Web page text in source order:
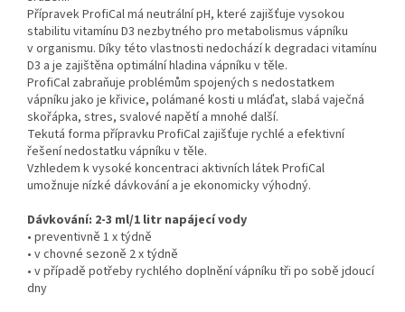
Přípravek ProfiCal má neutrální pH, které zajišťuje vysokou
stabilitu vitamínu D3 nezbytného pro metabolismus vápníku
v organismu. Díky této vlastnosti nedochází k degradaci vitamínu
D3 a je zajištěna optimální hladina vápníku v těle.
ProfiCal zabraňuje problémům spojených s nedostatkem
vápníku jako je křivice, polámané kosti u mláďat, slabá vaječná
skořápka, stres, svalové napětí a mnohé další.
Tekutá forma přípravku ProfiCal zajišťuje rychlé a efektivní
řešení nedostatku vápníku v těle.
Vzhledem k vysoké koncentraci aktivních látek ProfiCal
umožnuje nízké dávkování a je ekonomicky výhodný.
Dávkování: 2-3 ml/1 litr napájecí vody
• preventivně 1 x týdně
• v chovné sezoně 2 x týdně
• v případě potřeby rychlého doplnění vápníku tři po sobě jdoucí
dny